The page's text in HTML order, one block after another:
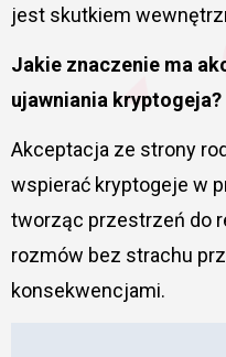
jest skutkiem
Jakie znaczenie ma
ujawniania kryptogeja?
Akceptacja ze strony
wspierać kryptogeje w
tworząc przestrzeń do
rozmów bez strachu
konsekwencjami.